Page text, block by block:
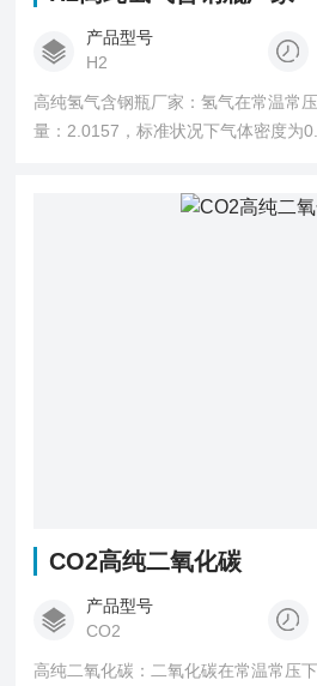
产品型号
H2
高纯氢气含钢瓶厂家：氢气在常温常
量：2.0157，标准状况下气体密度为
CO2高纯二氧化碳
产品型号
CO2
高纯二氧化碳：二氧化碳在常温常压